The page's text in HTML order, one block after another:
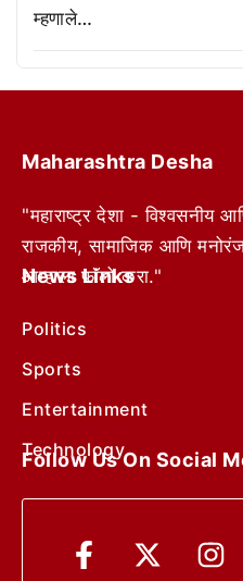
म्हणाले…
Maharashtra Desha
"महाराष्ट्र देशा - विश्वसनीय
राजकीय, सामाजिक आणि
आम्हाला फॉलो करा."
News Links
Politics
Sports
Entertainment
Technology
Follow Us On Social